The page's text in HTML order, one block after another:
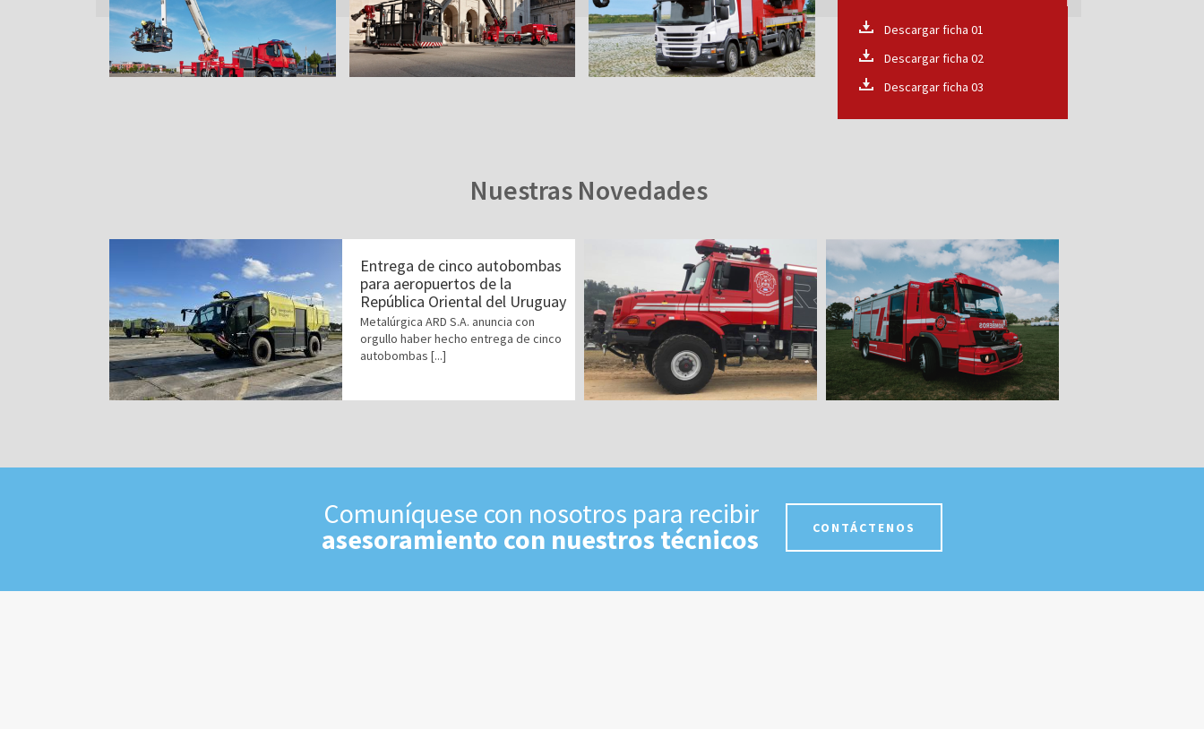
Descargar ficha 01
Descargar ficha 02
Descargar ficha 03
Nuestras Novedades
Entrega de cinco autobombas
para aeropuertos de la
República Oriental del Uruguay
Metalúrgica ARD S.A. anuncia con
orgullo haber hecho entrega de cinco
autobombas [...]
Comuníquese con nosotros para recibir
asesoramiento con nuestros técnicos CONTÁCTENOS